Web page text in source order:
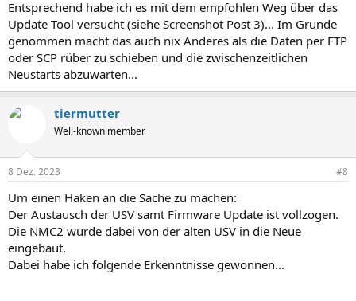
Entsprechend habe ich es mit dem empfohlen Weg über das
Update Tool versucht (siehe Screenshot Post 3)... Im Grunde
genommen macht das auch nix Anderes als die Daten per FTP
oder SCP rüber zu schieben und die zwischenzeitlichen
Neustarts abzuwarten...
tiermutter
Well-known member
8 Dez. 2023 #8
Um einen Haken an die Sache zu machen:
Der Austausch der USV samt Firmware Update ist vollzogen.
Die NMC2 wurde dabei von der alten USV in die Neue
eingebaut.
Dabei habe ich folgende Erkenntnisse gewonnen...